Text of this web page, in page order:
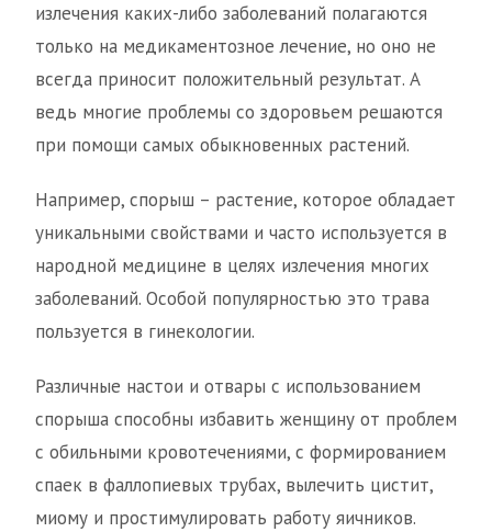
излечения каких-либо заболеваний полагаются
только на медикаментозное лечение, но оно не
всегда приносит положительный результат. А
ведь многие проблемы со здоровьем решаются
при помощи самых обыкновенных растений.
Например, спорыш – растение, которое обладает
уникальными свойствами и часто используется в
народной медицине в целях излечения многих
заболеваний. Особой популярностью это трава
пользуется в гинекологии.
Различные настои и отвары с использованием
спорыша способны избавить женщину от проблем
с обильными кровотечениями, с формированием
спаек в фаллопиевых трубах, вылечить цистит,
миому и простимулировать работу яичников.